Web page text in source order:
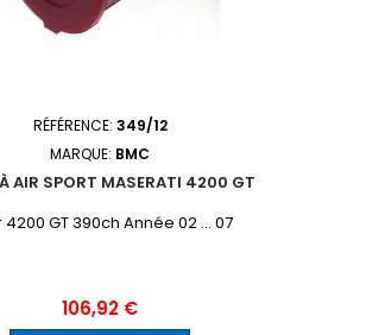
RÉFÉRENCE: 349/12
MARQUE: BMC
À AIR SPORT MASERATI 4200 GT
4200 GT 390ch Année 02 ... 07
Prix
106,92 €